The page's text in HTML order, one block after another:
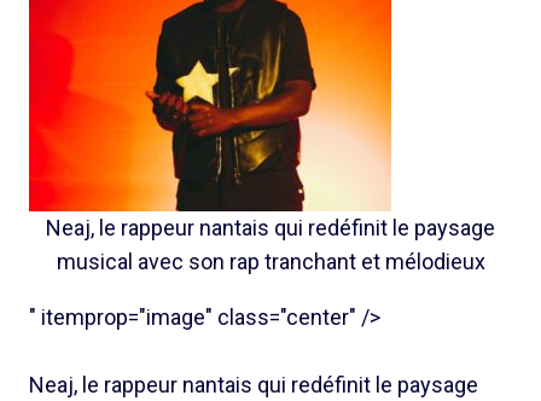
Neaj, le rappeur nantais qui redéfinit le paysage
musical avec son rap tranchant et mélodieux
" itemprop="image" class="center" />
Neaj, le rappeur nantais qui redéfinit le paysage